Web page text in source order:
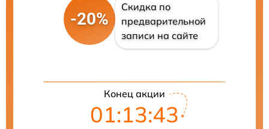
-20%
Скидка по
предварительной
записи на сайте
Конец акции
01:13:42